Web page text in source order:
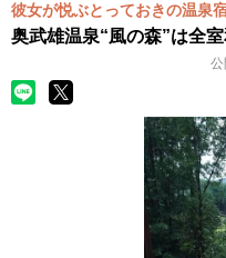
彼女が悦ぶとっておきの温泉
奥武雄温泉“風の森”は全
公